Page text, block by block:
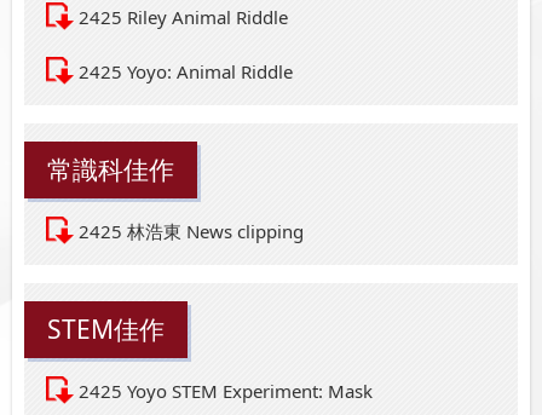
2425 Riley Animal Riddle
2425 Yoyo: Animal Riddle
常識科佳作
2425 林浩東 News clipping
STEM佳作
2425 Yoyo STEM Experiment: Mask